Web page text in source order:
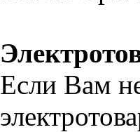
Если Вам